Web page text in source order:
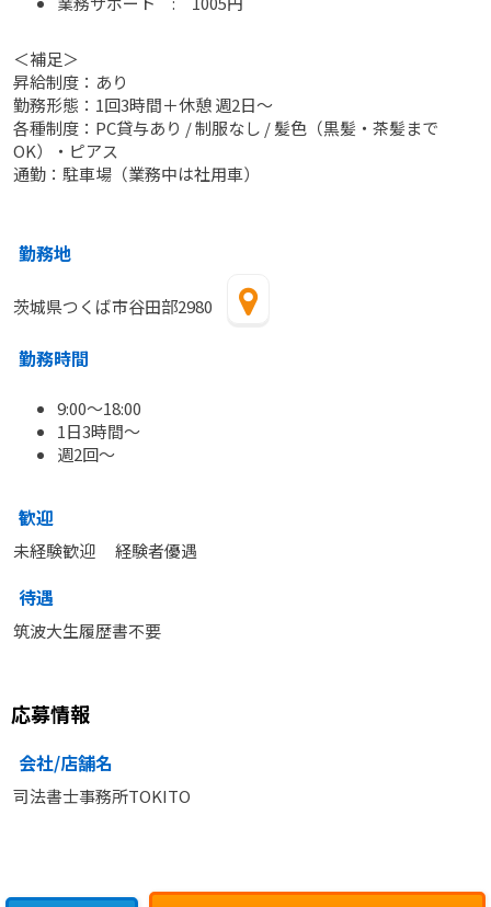
＜補足＞
昇給制度：あり
勤務形態：1回3時間＋休憩 週2日〜
各種制度：PC貸与あり / 制服なし / 髪色（黒髪・茶髪まで
OK）・ピアス
通勤：駐車場（業務中は社用車）
勤務地
茨城県つくば市谷田部2980
勤務時間
9:00〜18:00
1日3時間～
週2回～
歓迎
未経験歓迎 経験者優遇
待遇
筑波大生履歴書不要
応募情報
会社/店舗名
司法書士事務所TOKITO